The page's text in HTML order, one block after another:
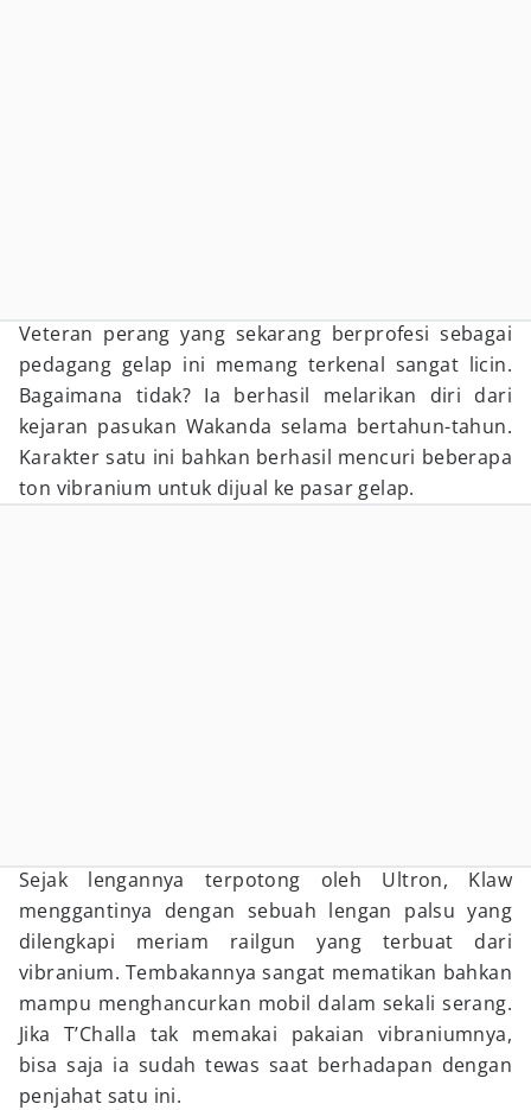
Veteran perang yang sekarang berprofesi sebagai
pedagang gelap ini memang terkenal sangat licin.
Bagaimana tidak? Ia berhasil melarikan diri dari
kejaran pasukan Wakanda selama bertahun-tahun.
Karakter satu ini bahkan berhasil mencuri beberapa
ton vibranium untuk dijual ke pasar gelap.
Sejak lengannya terpotong oleh Ultron, Klaw
menggantinya dengan sebuah lengan palsu yang
dilengkapi meriam railgun yang terbuat dari
vibranium. Tembakannya sangat mematikan bahkan
mampu menghancurkan mobil dalam sekali serang.
Jika T’Challa tak memakai pakaian vibraniumnya,
bisa saja ia sudah tewas saat berhadapan dengan
penjahat satu ini.